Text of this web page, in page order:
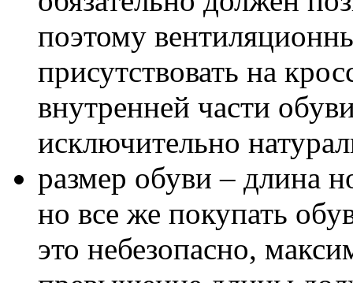
поэтому
присутствовать на
внутренней части
исключительно
размер обуви – длина
но все же покупать
это небезопасно,